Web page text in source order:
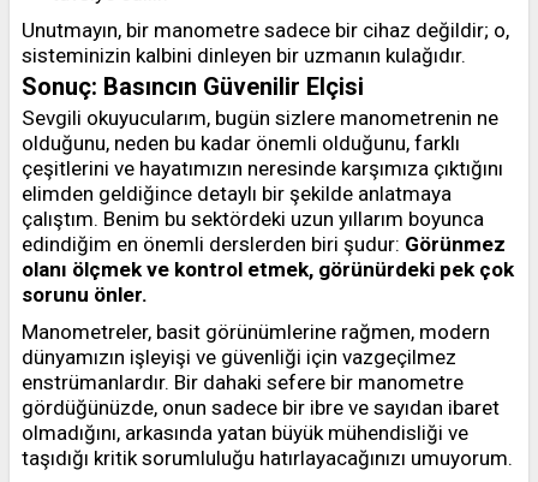
Unutmayın, bir manometre sadece bir cihaz değildir; o,
sisteminizin kalbini dinleyen bir uzmanın kulağıdır.
Sonuç: Basıncın Güvenilir Elçisi
Sevgili okuyucularım, bugün sizlere manometrenin ne
olduğunu, neden bu kadar önemli olduğunu, farklı
çeşitlerini ve hayatımızın neresinde karşımıza çıktığını
elimden geldiğince detaylı bir şekilde anlatmaya
çalıştım. Benim bu sektördeki uzun yıllarım boyunca
edindiğim en önemli derslerden biri şudur: Görünmez
olanı ölçmek ve kontrol etmek, görünürdeki pek çok
sorunu önler.
Manometreler, basit görünümlerine rağmen, modern
dünyamızın işleyişi ve güvenliği için vazgeçilmez
enstrümanlardır. Bir dahaki sefere bir manometre
gördüğünüzde, onun sadece bir ibre ve sayıdan ibaret
olmadığını, arkasında yatan büyük mühendisliği ve
taşıdığı kritik sorumluluğu hatırlayacağınızı umuyorum.